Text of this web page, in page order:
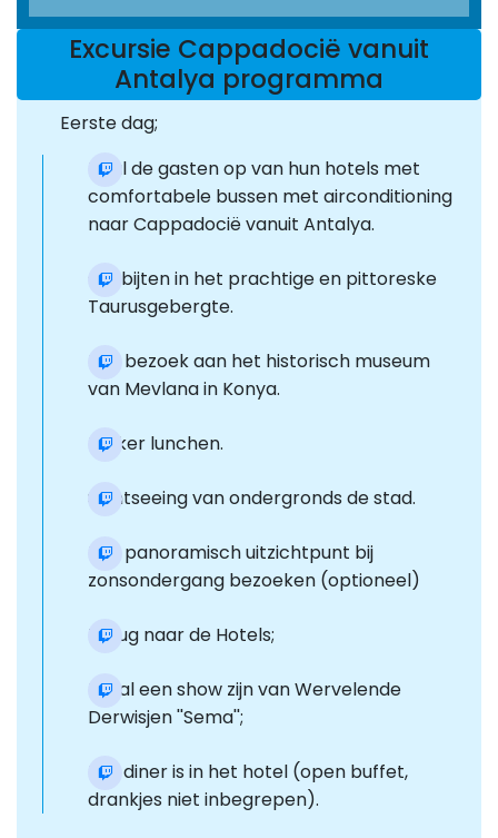
Excursie Cappadocië vanuit
Antalya programma
Eerste dag;
Haal de gasten op van hun hotels met
comfortabele bussen met airconditioning
naar Cappadocië vanuit Antalya.
Ontbijten in het prachtige en pittoreske
Taurusgebergte.
Een bezoek aan het historisch museum
van Mevlana in Konya.
Lekker lunchen.
Sightseeing van ondergronds de stad.
Een panoramisch uitzichtpunt bij
zonsondergang bezoeken (optioneel)
Terug naar de Hotels;
Er zal een show zijn van Wervelende
Derwisjen ''Sema'';
Het diner is in het hotel (open buffet,
drankjes niet inbegrepen).